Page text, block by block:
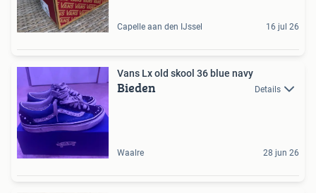
Capelle aan den IJssel 16 jul 26
Vans Lx old skool 36 blue navy
Bieden Details
Waalre 28 jun 26